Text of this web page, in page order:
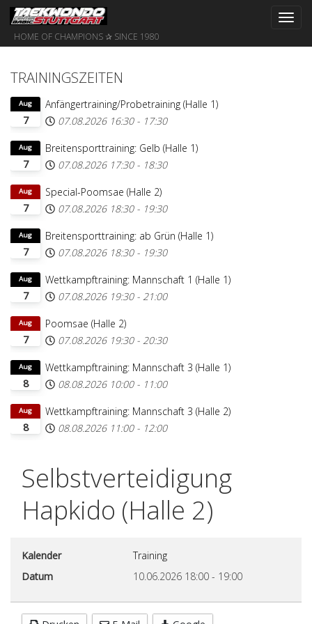
HOME OF CHAMPIONS ✰ SINCE 1980
TRAININGSZEITEN
7
Aug
Anfängertraining/Probetraining (Halle 1)
07.08.2026 16:30 - 17:30
7
Aug
Breitensporttraining: Gelb (Halle 1)
07.08.2026 17:30 - 18:30
7
Aug
Special-Poomsae (Halle 2)
07.08.2026 18:30 - 19:30
7
Aug
Breitensporttraining: ab Grün (Halle 1)
07.08.2026 18:30 - 19:30
7
Aug
Wettkampftraining: Mannschaft 1 (Halle 1)
07.08.2026 19:30 - 21:00
7
Aug
Poomsae (Halle 2)
07.08.2026 19:30 - 20:30
8
Aug
Wettkampftraining: Mannschaft 3 (Halle 1)
08.08.2026 10:00 - 11:00
8
Aug
Wettkampftraining: Mannschaft 3 (Halle 2)
08.08.2026 11:00 - 12:00
Selbstverteidigung
Hapkido (Halle 2)
Kalender
Training
Datum
10.06.2026 18:00 - 19:00